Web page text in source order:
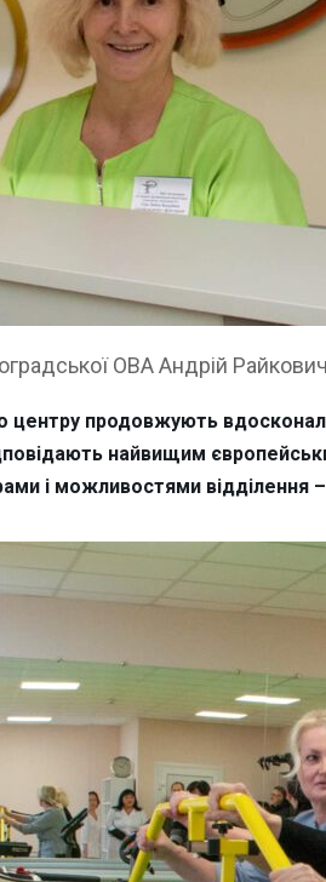
ОВА Андрій
центру продовжують
найвищим
і можливостями відділення –